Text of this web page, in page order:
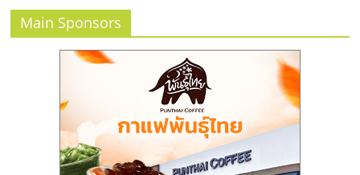
ไชส์,
ปรึกษา
แฟ
Main Sponsors